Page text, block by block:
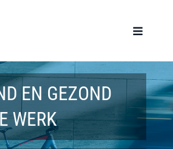
Toggle
EN GEZOND
WERK